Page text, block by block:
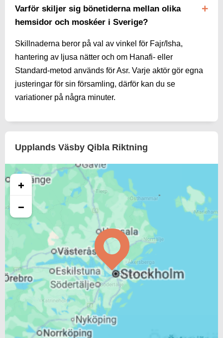
Varför skiljer sig bönetiderna mellan olika
hemsidor och moskéer i Sverige?
Skillnaderna beror på val av vinkel för Fajr/Isha,
hantering av ljusa nätter och om Hanafi- eller
Standard-metod används för Asr. Varje aktör gör egna
justeringar för sin församling, därför kan du se
variationer på några minuter.
Upplands Väsby Qibla Riktning
+
−